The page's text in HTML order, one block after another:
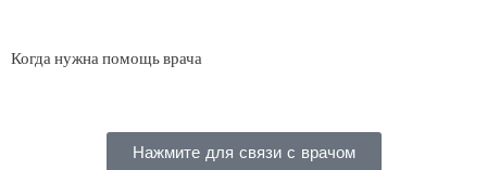
Когда нужна помощь врача
Нажмите для связи с врачом